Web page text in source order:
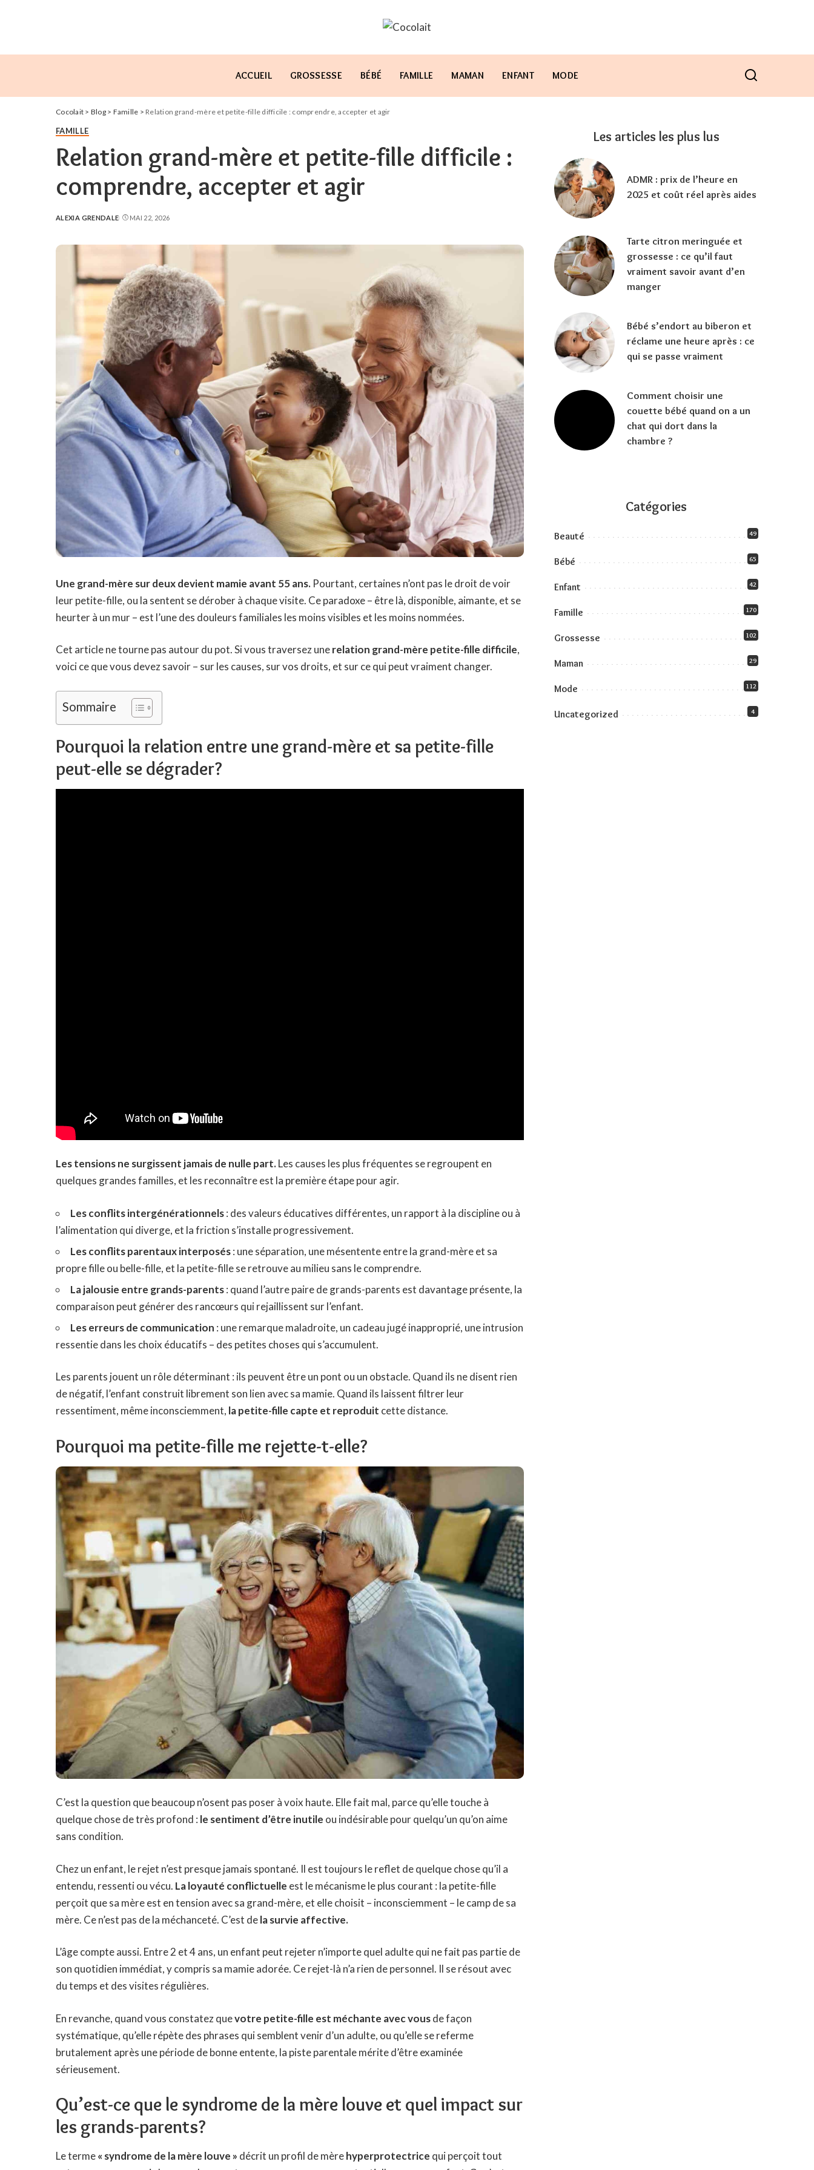
ACCUEIL GROSSESSE BÉBÉ FAMILLE MAMAN ENFANT MODE
Cocolait > Blog> Famille > Relation grand-mère et petite-fille difficile : comprendre, accepter et agir
FAMILLE
Relation grand-mère et petite-fille difficile :
comprendre, accepter et agir
POSTED
ALEXIA GRENDALE MAI 22, 2026
Une grand-mère sur deux devient mamie avant 55 ans. Pourtant, certaines n’ont pas le droit de voir
leur petite-fille, ou la sentent se dérober à chaque visite. Ce paradoxe – être là, disponible, aimante, et se
heurter à un mur – est l’une des douleurs familiales les moins visibles et les moins nommées.
Cet article ne tourne pas autour du pot. Si vous traversez unerelation grand-mère petite-fille difficile,
voici ce que vous devez savoir – sur les causes, sur vos droits, et sur ce qui peut vraiment changer.
Sommaire
Pourquoi la relation entre une grand-mère et sa petite-fille
peut-elle se dégrader?
Les tensions ne surgissent jamais de nulle part.Les causes les plus fréquentes se regroupent en
quelques grandes familles, et les reconnaître est la première étape pour agir.
Les conflits intergénérationnels: des valeurs éducatives différentes, un rapport à la discipline ou à
l’alimentation qui diverge, et la friction s’installe progressivement.
Les conflits parentaux interposés: une séparation, une mésentente entre la grand-mère et sa
propre fille ou belle-fille, et la petite-fille se retrouve au milieu sans le comprendre.
La jalousie entre grands-parents: quand l’autre paire de grands-parents est davantage présente, la
comparaison peut générer des rancœurs qui rejaillissent sur l’enfant.
Les erreurs de communication : une remarque maladroite, un cadeau jugé inapproprié, une intrusion
ressentie dans les choix éducatifs – des petites choses qui s’accumulent.
Les parents jouent un rôle déterminant : ils peuvent être un pont ou un obstacle. Quand ils ne disent rien
de négatif, l’enfant construit librement son lien avec sa mamie. Quand ils laissent filtrer leur
ressentiment, même inconsciemment, la petite-fille capte et reproduit cette distance.
Pourquoi ma petite-fille me rejette-t-elle?
C’est la question que beaucoup n’osent pas poser à voix haute. Elle fait mal, parce qu’elle touche à
quelque chose de très profond : le sentiment d’être inutile ou indésirable pour quelqu’un qu’on aime
sans condition.
Chez un enfant, le rejet n’est presque jamais spontané. Il est toujours le reflet de quelque chose qu’il a
entendu, ressenti ou vécu. La loyauté conflictuelle est le mécanisme le plus courant : la petite-fille
perçoit que sa mère est en tension avec sa grand-mère, et elle choisit – inconsciemment – le camp de sa
mère. Ce n’est pas de la méchanceté. C’est dela survie affective.
L’âge compte aussi. Entre 2 et 4 ans, un enfant peut rejeter n’importe quel adulte qui ne fait pas partie de
son quotidien immédiat, y compris sa mamie adorée. Ce rejet-là n’a rien de personnel. Il se résout avec
du temps et des visites régulières.
En revanche, quand vous constatez quevotre petite-fille est méchante avec vousde façon
systématique, qu’elle répète des phrases qui semblent venir d’un adulte, ou qu’elle se referme
brutalement après une période de bonne entente, la piste parentale mérite d’être examinée
sérieusement.
Qu’est-ce que le syndrome de la mère louve et quel impact sur
les grands-parents?
Le terme« syndrome de la mère louve » décrit un profil de mèrehyperprotectrice qui perçoit tout
Les articles les plus lus
ADMR : prix de l’heure en
2025 et coût réel après aides
Tarte citron meringuée et
grossesse : ce qu’il faut
vraiment savoir avant d’en
manger
Bébé s’endort au biberon et
réclame une heure après : ce
qui se passe vraiment
Comment choisir une
couette bébé quand on a un
chat qui dort dans la
chambre ?
Catégories
Beauté 49
Bébé 65
Enfant 42
Famille 170
Grossesse 102
Maman 29
Mode 112
Uncategorized 4